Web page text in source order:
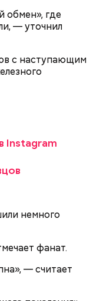
обмен», где
— уточнил
с наступающим
Instagram
немного
фанат.
— считает
Николай спас от
множество
от
Так же
выложить
и